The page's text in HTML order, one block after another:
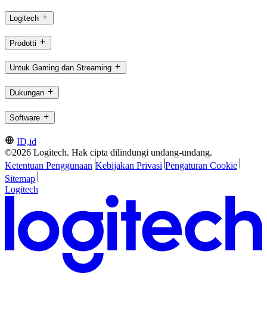
Logitech
Prodotti
Untuk Gaming dan Streaming
Dukungan
Software
ID,id
©2026 Logitech. Hak cipta dilindungi undang-undang.
Ketentuan Penggunaan Kebijakan Privasi Pengaturan Cookie
Sitemap
Logitech